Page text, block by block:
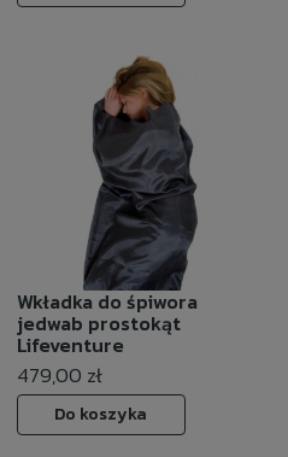
Wkładka do śpiwora
jedwab prostokąt
Lifeventure
479,00 zł
Do koszyka